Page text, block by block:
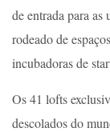
de entrada para
rodeado de
incubadoras de
Os 41 lofts
descolados do